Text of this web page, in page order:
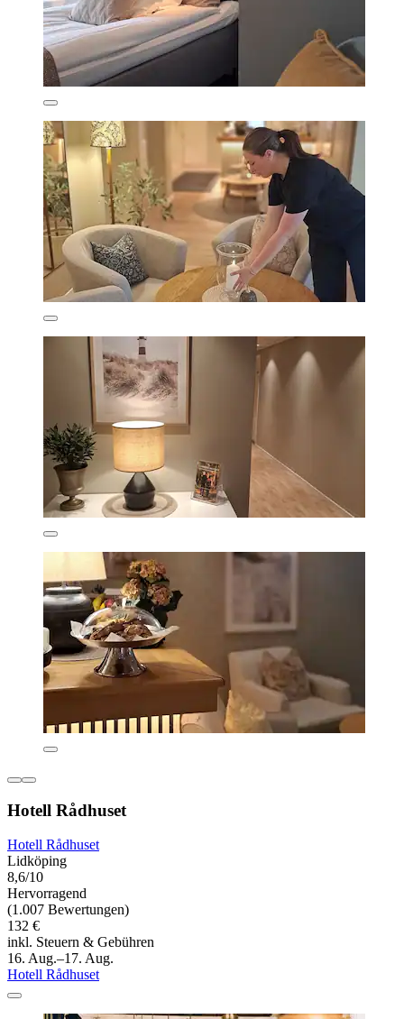
Hotell Rådhuset
Hotell Rådhuset
Lidköping
8,6/10
Hervorragend
(1.007 Bewertungen)
132 €
inkl. Steuern & Gebühren
16. Aug.–17. Aug.
Hotell Rådhuset